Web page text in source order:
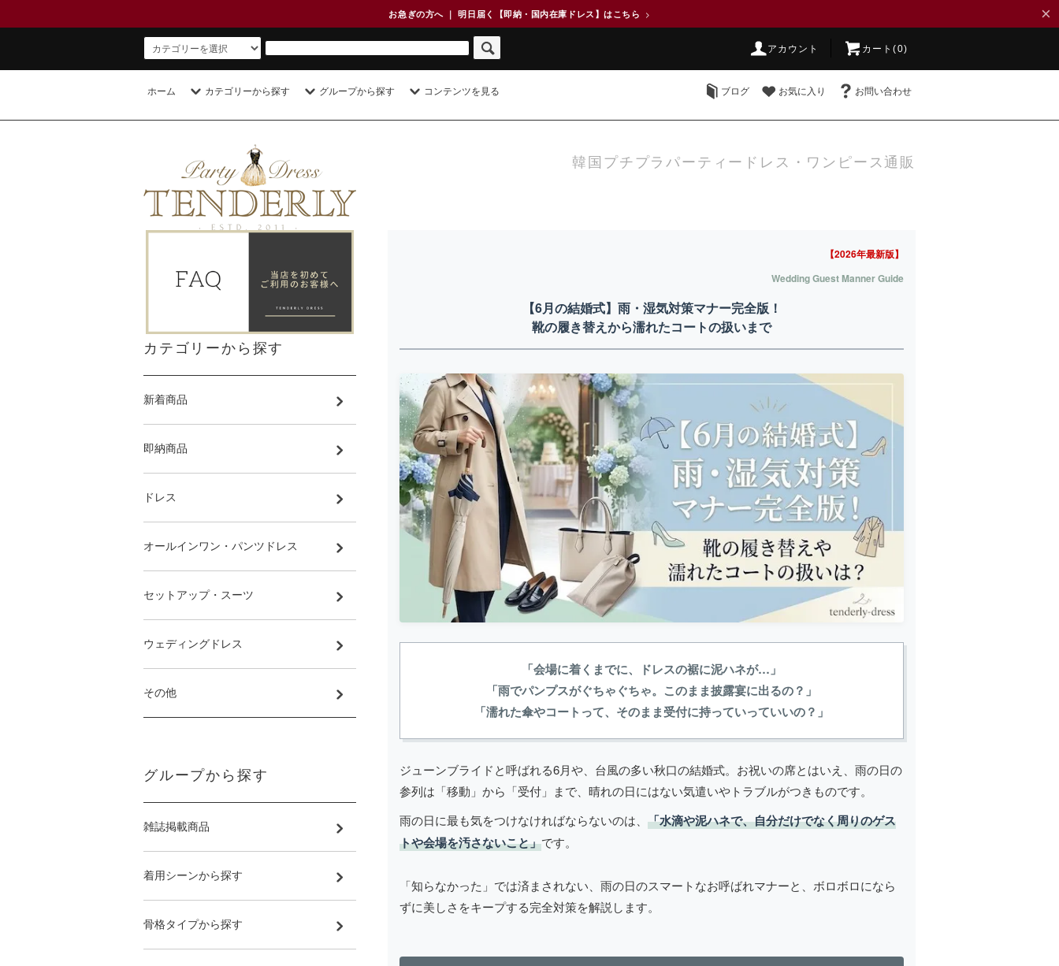
お急ぎの方へ ｜ 明日届く【即納・国内在庫ドレス】はこちら > ×
アカウント カート(0)
ホーム カテゴリーから探す グループから探す コンテンツを見る ブログ お気に入り お問い合わせ
韓国プチプラパーティードレス・ワンピース通販
【2026年最新版】
Wedding Guest Manner Guide
【6月の結婚式】雨・湿気対策マナー完全版！
靴の履き替えから濡れたコートの扱いまで
「会場に着くまでに、ドレスの裾に泥ハネが…」
「雨でパンプスがぐちゃぐちゃ。このまま披露宴に出るの？」
「濡れた傘やコートって、そのまま受付に持っていっていいの？」
ジューンブライドと呼ばれる6月や、台風の多い秋口の結婚式。お祝いの席とはいえ、雨の日の
参列は「移動」から「受付」まで、晴れの日にはない気遣いやトラブルがつきものです。
雨の日に最も気をつけなければならないのは、 「水滴や泥ハネで、自分だけでなく周りのゲス
トや会場を汚さないこと」です。
「知らなかった」では済まされない、雨の日のスマートなお呼ばれマナーと、ボロボロになら
ずに美しさをキープする完全対策を解説します。
カテゴリーから探す
新着商品
即納商品
ドレス
オールインワン・パンツドレス
セットアップ・スーツ
ウェディングドレス
その他
グループから探す
雑誌掲載商品
着用シーンから探す
骨格タイプから探す